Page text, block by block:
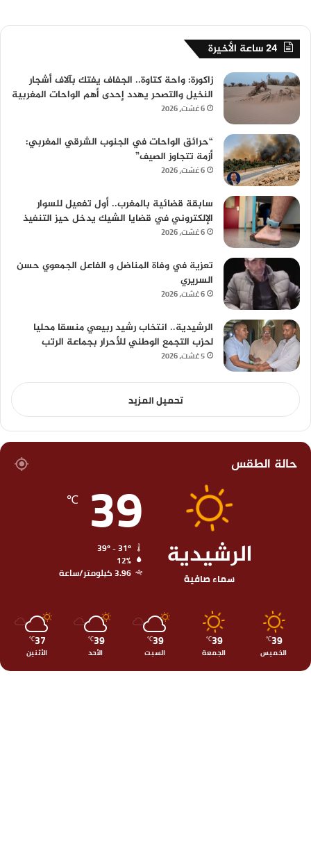
24 ساعة الأخيرة
زاكورة: واحة كتاوة.. الجفاف يفتك بآلاف أشجار
النخيل والتصحر يهدد إحدى أهم الواحات المغربية
6 غشت، 2026
“حرائق الواحات في الجنوب الشرقي المغربي:
أزمة تتجاوز الصيف”
6 غشت، 2026
سابقة قضائية بالمغرب.. أول تفعيل للسوار
الإلكتروني في قضايا الشيك يدخل حيز التنفيذ
6 غشت، 2026
تعزية في وفاة المناضل و الفاعل الجمعوي حسن
السريري
6 غشت، 2026
الرشيدية.. انتخاب رشيد ربيعي منسقا محليا
لحزب التجمع الوطني للأحرار بجماعة الرتب
5 غشت، 2026
تحميل المزيد
حالة الطقس
الرشيدية
سماء صافية
39
℃
12%
3.96 كيلومتر/ساعة
39
℃
الخميس
39
℃
الجمعة
39
℃
السبت
39
℃
الأحد
37
℃
الأثنين